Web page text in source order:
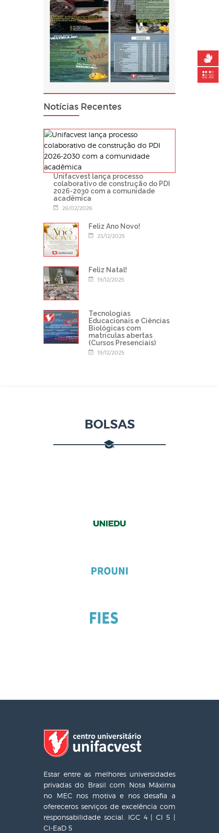
Notícias Recentes
Unifacvest lança processo
colaborativo de construção do PDI
2026-2030 com a comunidade
acadêmica
26/02/2026
Feliz Ano Novo!
23/12/2025
Feliz Natal!
19/12/2025
Tecnologias
Educacionais e Ciências
Biológicas com
matrículas abertas
(Cursos Presenciais)
19/12/2025
BOLSAS
Estar entre as melhores universidades
privadas do Brasil com Nota Máxima
no MEC nos motiva e nos desafia a
ofereceros serviços de excelência com
responsabilidade social. IGC 4 | CI 5 |
CI-EaD 5